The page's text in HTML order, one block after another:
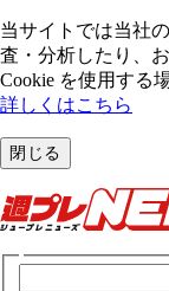
当サイトでは当社
査・分析したり、
Cookie を使⽤する
詳しくはこちら
閉じる